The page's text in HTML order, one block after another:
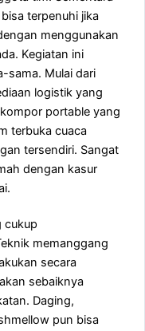
terpenuhi jika
menggunakan
Kegiatan ini
sama. Mulai dari
logistik yang
portable yang
terbuka cuaca
tersendiri. Sangat
dengan kasur
cukup
memanggang
secara
sebaiknya
Daging,
pun bisa